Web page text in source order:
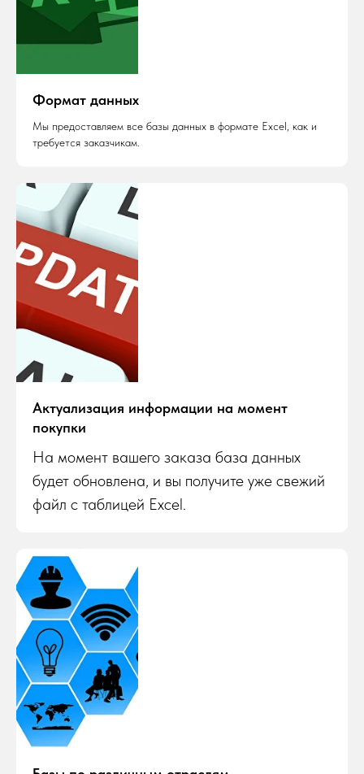
Формат данных
Мы предоставляем все базы данных в формате Excel, как и
требуется заказчикам.
Актуализация информации на момент
покупки
На момент вашего заказа база данных
будет обновлена, и вы получите уже свежий
файл с таблицей Excel.